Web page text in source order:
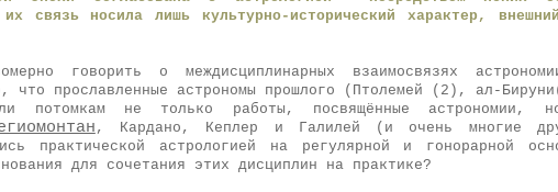
связь носила лишь культурно-исторический характер,
говорить о междисциплинарных взаимосвязях
что прославленные астрономы прошлого (Птолемей (2), ал-
потомкам не только работы, посвящённые астрономии,
, Кардано, Кеплер и Галилей (и очень многие
практической астрологией на регулярной и гонорарной
для сочетания этих дисциплин на практике?